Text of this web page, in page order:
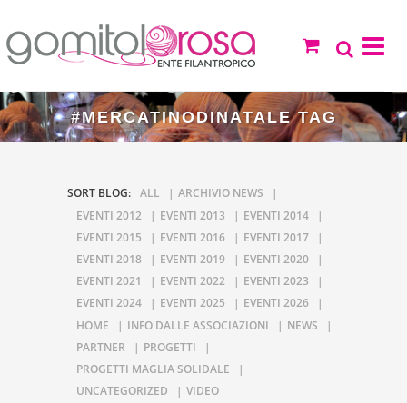
#MERCATINODINATALE TAG
SORT BLOG: ALL
ARCHIVIO NEWS
EVENTI 2012
EVENTI 2013
EVENTI 2014
EVENTI 2015
EVENTI 2016
EVENTI 2017
EVENTI 2018
EVENTI 2019
EVENTI 2020
EVENTI 2021
EVENTI 2022
EVENTI 2023
EVENTI 2024
EVENTI 2025
EVENTI 2026
HOME
INFO DALLE ASSOCIAZIONI
NEWS
PARTNER
PROGETTI
PROGETTI MAGLIA SOLIDALE
UNCATEGORIZED
VIDEO